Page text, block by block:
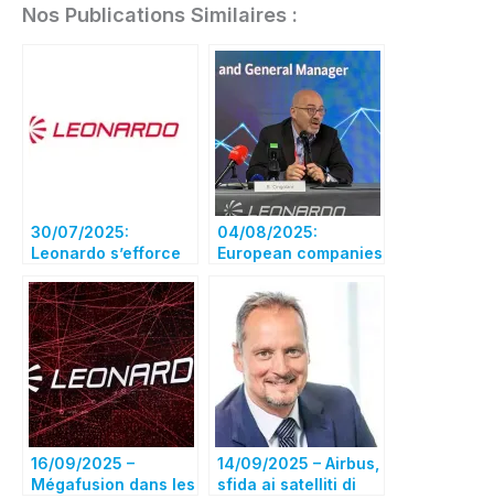
Nos Publications Similaires :
30/07/2025:
Leonardo s’efforce
géant spatial avec
Airbus et Thales,
selon son PDG
04/08/2025:
European companies
combine their space
businesses
16/09/2025 –
Mégafusion dans les
14/09/2025 – Airbus,
sfida ai satelliti di